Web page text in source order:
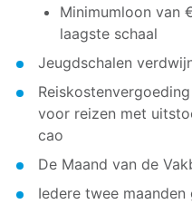
Minimumloon van
laagste schaal
Jeugdschalen
voor reizen met
cao
De Maand van de
Iedere twee